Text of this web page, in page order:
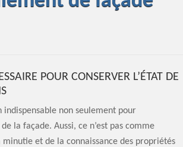
POUR CONSERVER L’ÉTAT DE
indispensable non seulement pour
la façade. Aussi, ce n’est pas comme
et de la connaissance des propriétés